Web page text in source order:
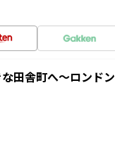
田舎町へ～ロンド